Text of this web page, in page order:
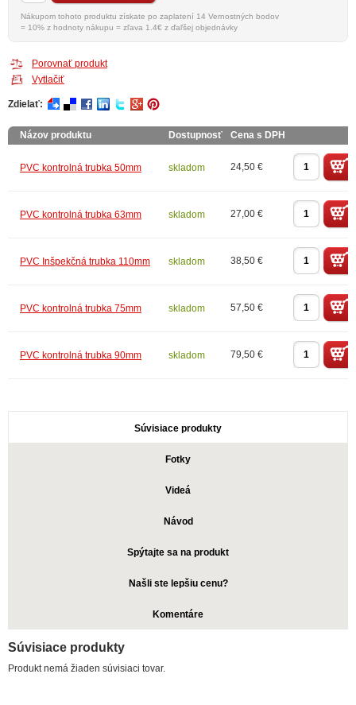
Nákupom tohoto produktu získate po zaplatení 14 Vernostných bodov
= 10% z hodnoty nákupu = zľava 1.4€ z ďaľšej objednávky
Porovnať produkt
Vytlačiť
Zdielať:
Názov produktu Dostupnosť Cena s DPH
PVC kontrolná trubka 50mm skladom 24,50 €
PVC kontrolná trubka 63mm skladom 27,00 €
PVC Inšpekčná trubka 110mm skladom 38,50 €
PVC kontrolná trubka 75mm skladom 57,50 €
PVC kontrolná trubka 90mm skladom 79,50 €
Súvisiace produkty
Fotky
Videá
Návod
Spýtajte sa na produkt
Našli ste lepšiu cenu?
Komentáre
Súvisiace produkty
Produkt nemá žiaden súvisiaci tovar.